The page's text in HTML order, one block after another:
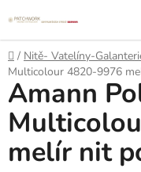
na
obsah
Domů
/ Nitě- Vatelíny-
Multicolour 4820-9976
Amann
melír nit